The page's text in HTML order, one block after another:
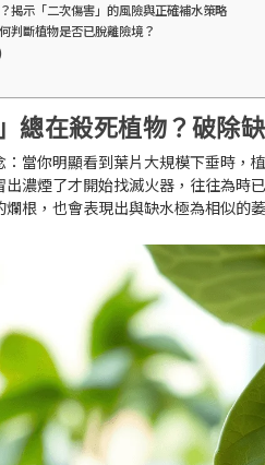
揭示「二次傷害」的風險與正確補水策略
判斷植物是否已脫離險境？
總在殺死植物？破除
：當你明顯看到葉片大規模下垂時，
濃煙了才開始找滅火器，往往為時
根，也會表現出與缺水極為相似的